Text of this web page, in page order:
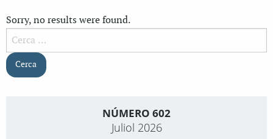
Sorry, no results were found.
Cerca:
NÚMERO 602
Juliol 2026